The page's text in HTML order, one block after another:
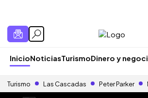
InicioNoticiasTurismoDinero y
Turismo Las Cascadas Peter Parker